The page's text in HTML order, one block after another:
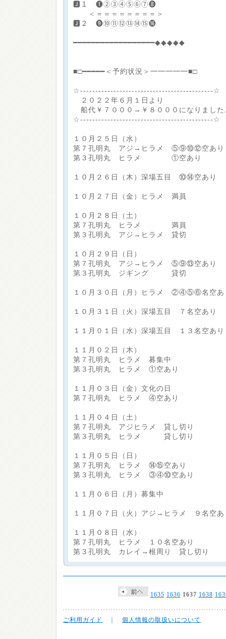
🅹１ ❶②③④⑤⑥⑦❽
＜＝＝＝＝＝＝＝＝＞
🅹２ ❾⑩⑪⑫⑬⑭⑮⓰
━━━━━━━━━━━━━━━━━━◆◆◆◆◆
■□━━━━━＜予約状況＞━━━━━■□
☆--------------------------------------------☆
２０２２年６月１日より
船代￥７０００→￥８０００になりました
☆--------------------------------------------☆
１０月２５日（水）
第７孔明丸 アジ→ヒラメ ⑤⑨⑩⑫空あり
第３孔明丸 ヒラメ ①空あり
１０月２６日（木）深場五目 ⑩⑭空あり
１０月２７日（金）ヒラメ 満員
１０月２８日（土）
第７孔明丸 ヒラメ 満員
第３孔明丸 アジ→ヒラメ 貸切
１０月２９日（日）
第７孔明丸 アジ→ヒラメ ⑤⑨⑬空あり
第３孔明丸 ジギング 貸切
１０月３０日（月）ヒラメ ②④⑤⑥名空あ
１０月３１日（火）深場五目 ７名空あり
１１月０１日（水）深場五目 １３名空あり
１１月０２日（木）
第７孔明丸 ヒラメ 募集中
第３孔明丸 ヒラメ ①空あり
１１月０３日（金）文化の日
第７孔明丸 ヒラメ ④空あり
１１月０４日（土）
第７孔明丸 アジヒラメ 貸し切り
第３孔明丸 ヒラメ 貸し切り
１１月０５日（日）
第７孔明丸 ヒラメ ⑭⑮空あり
第３孔明丸 ヒラメ ③④⑩空あり
１１月０６日（月）募集中
１１月０７日（火）アジ→ヒラメ ９名空あ
１１月０８日（水）
第７孔明丸 ヒラメ １０名空あり
第３孔明丸 カレイ→根周り 貸し切り
1635 1636 1637 1638
ご利用ガイド 個人情報の取扱いについて